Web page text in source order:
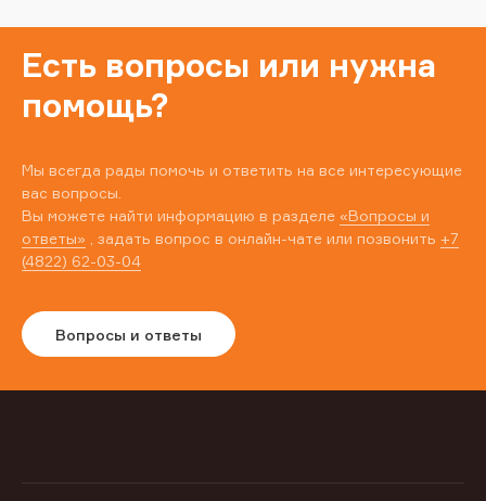
Есть вопросы или нужна
помощь?
Мы всегда рады помочь и ответить на все интересующие
вас вопросы.
Вы можете найти информацию в разделе «Вопросы и
ответы» , задать вопрос в онлайн-чате или позвонить +7
(4822) 62-03-04
Вопросы и ответы